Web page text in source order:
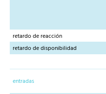
retardo de reacción
retardo de disponibilidad
entradas